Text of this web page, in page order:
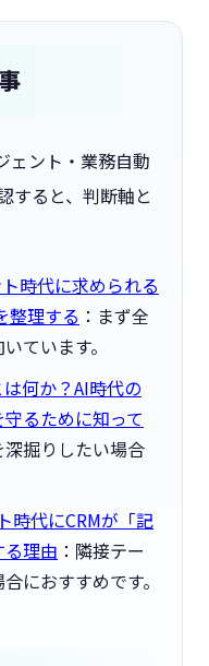
ェント・業務自動
すると、判断軸と
時代に求められる
整理する ：まず全
ています。
何か？AI時代の
守るために知って
深掘りしたい場合
時代にCRMが「記
理由 ：隣接テー
におすすめです。